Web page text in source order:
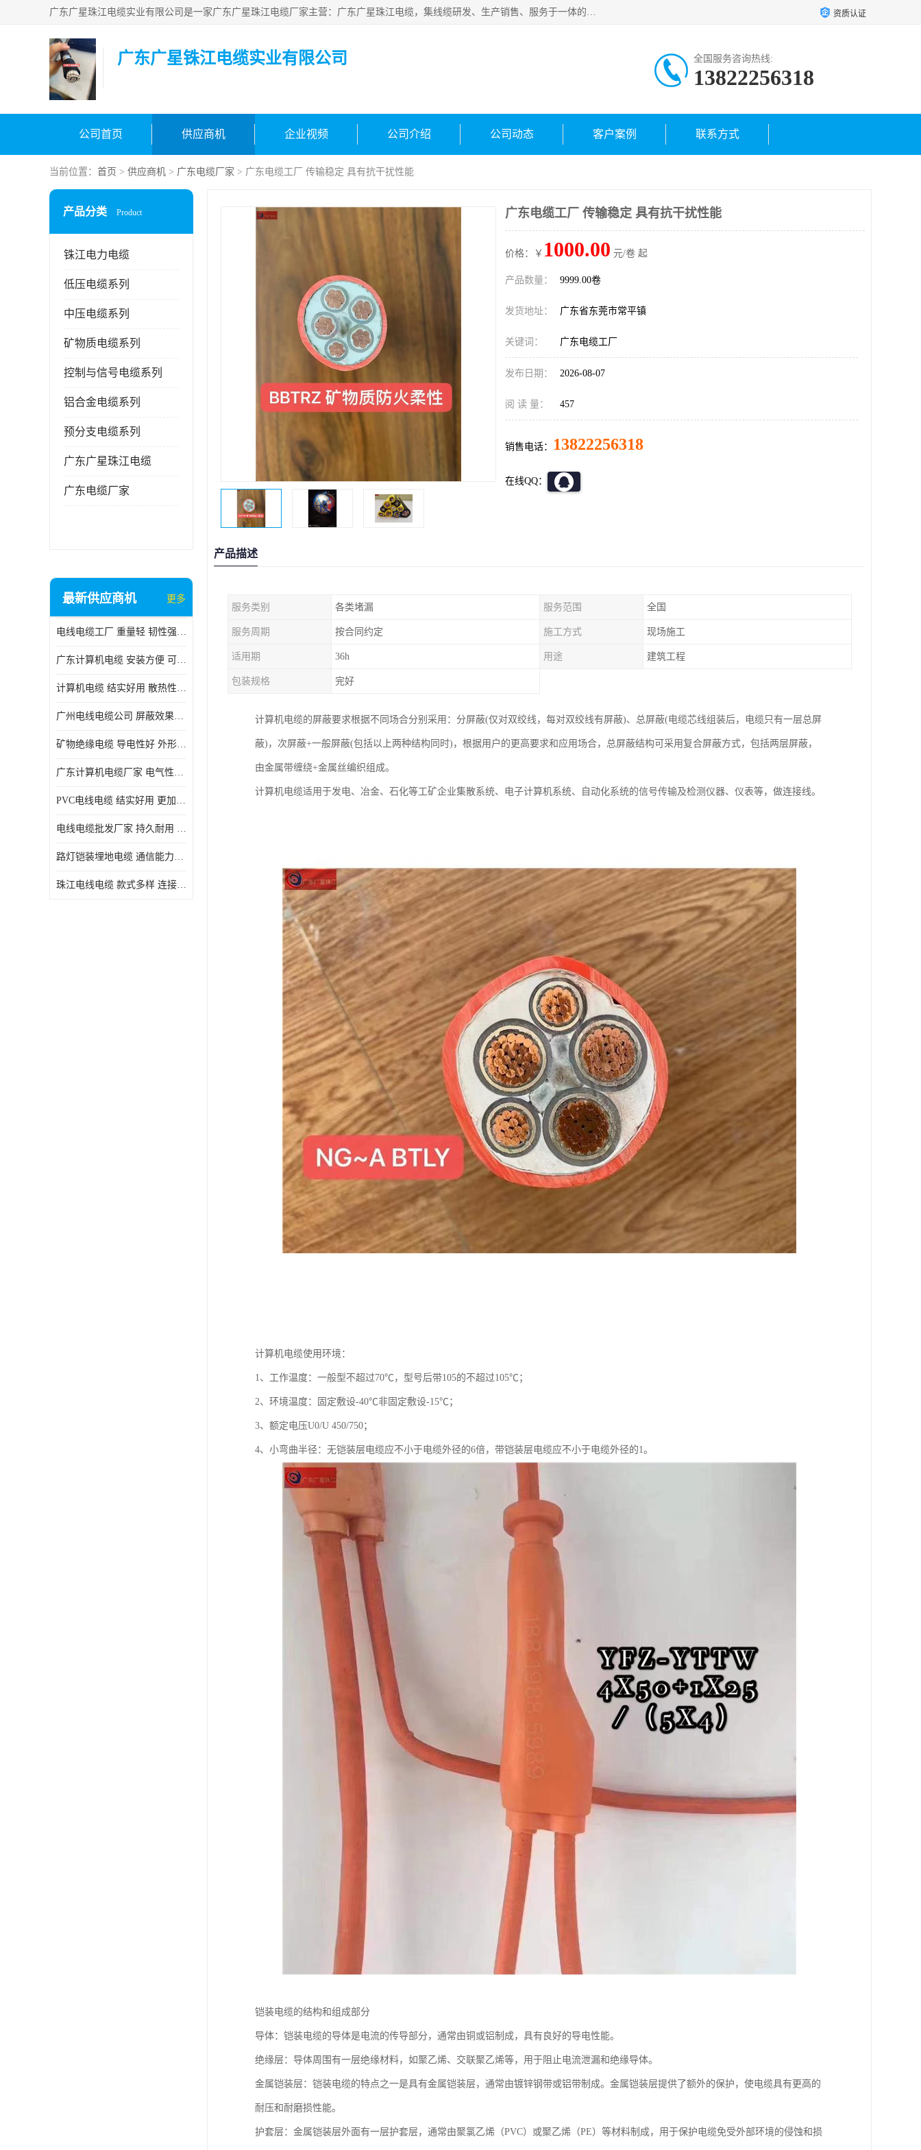
广东广星珠江电缆实业有限公司是一家广东广星珠江电缆厂家主营：广东广星珠江电缆，集线缆研发、生产销售、服务于一体的生产企业。公司自创立以来，确立了“广星珠江电缆，您的一站式采购”的战略发展口号，明确了将广星珠江打造成“线缆产品种类覆盖较广较全、质量较优、服务较好的大型综合性*化生产企业”的发展目标。 资质认证
广东广星铢江电缆实业有限公司 全国服务咨询热线:
13822256318
公司首页 供应商机 企业视频 公司介绍 公司动态 客户案例 联系方式
当前位置： 首页 > 供应商机 > 广东电缆厂家 > 广东电缆工厂 传输稳定 具有抗干扰性能
产品分类 Product
铢江电力电缆
低压电缆系列
中压电缆系列
矿物质电缆系列
控制与信号电缆系列
铝合金电缆系列
预分支电缆系列
广东广星珠江电缆
广东电缆厂家
最新供应商机 更多
电线电缆工厂 重量轻 韧性强 体积小 连接简单
广东计算机电缆 安装方便 可随意弯曲折叠
计算机电缆 结实好用 散热性良好
广州电线电缆公司 屏蔽效果良好 拆卸安装方便
矿物绝缘电缆 导电性好 外形美观大方
广东计算机电缆厂家 电气性能稳定 外形美观大方
PVC电线电缆 结实好用 更加省时省力
电线电缆批发厂家 持久耐用 铜芯含量高
路灯铠装埋地电缆 通信能力强 受外界干扰小
珠江电线电缆 款式多样 连接可靠安全
广东电缆工厂 传输稳定 具有抗干扰性能
价格：￥ 1000.00 元/卷 起
产品数量： 9999.00卷
发货地址： 广东省东莞市常平镇
关键词： 广东电缆工厂
发布日期： 2026-08-07
阅 读 量： 457
销售电话： 13822256318
在线QQ：
产品描述
服务类别 各类堵漏 服务范围 全国
服务周期 按合同约定 施工方式 现场施工
适用期 36h 用途 建筑工程
包装规格 完好
计算机电缆的屏蔽要求根据不同场合分别采用：分屏蔽(仅对双绞线，每对双绞线有屏蔽)、总屏蔽(电缆芯线组装后，电缆只有一层总屏
蔽)，次屏蔽+一般屏蔽(包括以上两种结构同时)，根据用户的更高要求和应用场合，总屏蔽结构可采用复合屏蔽方式，包括两层屏蔽，
由金属带缠绕+金属丝编织组成。
计算机电缆适用于发电、冶金、石化等工矿企业集散系统、电子计算机系统、自动化系统的信号传输及检测仪器、仪表等，做连接线。
计算机电缆使用环境：
1、工作温度：一般型不超过70℃，型号后带105的不超过105℃；
2、环境温度：固定敷设-40℃非固定敷设-15℃；
3、额定电压U0/U 450/750；
4、小弯曲半径：无铠装层电缆应不小于电缆外径的6倍，带铠装层电缆应不小于电缆外径的1。
铠装电缆的结构和组成部分
导体：铠装电缆的导体是电流的传导部分，通常由铜或铝制成，具有良好的导电性能。
绝缘层：导体周围有一层绝缘材料，如聚乙烯、交联聚乙烯等，用于阻止电流泄漏和绝缘导体。
金属铠装层：铠装电缆的特点之一是具有金属铠装层，通常由镀锌钢带或铝带制成。金属铠装层提供了额外的保护，使电缆具有更高的
耐压和耐磨损性能。
护套层：金属铠装层外面有一层护套层，通常由聚氯乙烯（PVC）或聚乙烯（PE）等材料制成，用于保护电缆免受外部环境的侵蚀和损